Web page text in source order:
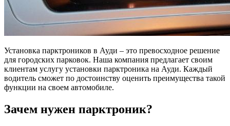
Установка парктроников в Ауди – это превосходное решение
для городских парковок. Наша компания предлагает своим
клиентам услугу установки парктроника на Ауди. Каждый
водитель сможет по достоинству оценить преимущества такой
функции на своем автомобиле.
Зачем нужен парктроник?